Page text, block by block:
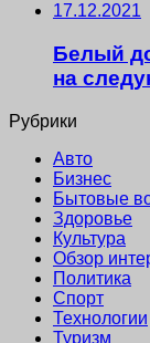
17.12.2021
Белый
на
Рубрики
Авто
Бизнес
Бытовые
Здоровье
Культура
Обзор
Политика
Спорт
Технологии
Туризм